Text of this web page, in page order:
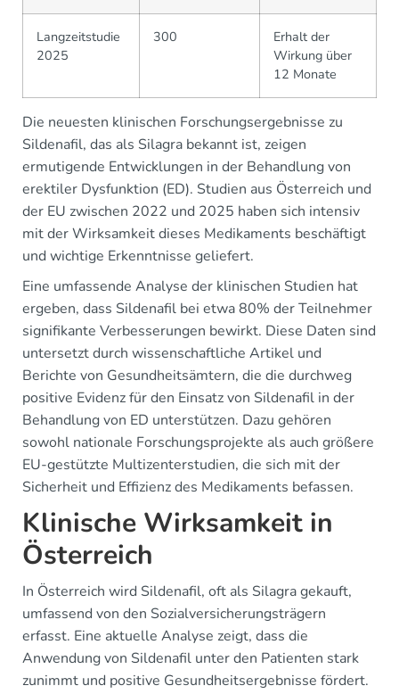
Langzeitstudie
2025
300
Erhalt der
Wirkung über
12 Monate
Die neuesten klinischen Forschungsergebnisse zu
Sildenafil, das als Silagra bekannt ist, zeigen
ermutigende Entwicklungen in der Behandlung von
erektiler Dysfunktion (ED). Studien aus Österreich und
der EU zwischen 2022 und 2025 haben sich intensiv
mit der Wirksamkeit dieses Medikaments beschäftigt
und wichtige Erkenntnisse geliefert.
Eine umfassende Analyse der klinischen Studien hat
ergeben, dass Sildenafil bei etwa 80% der Teilnehmer
signifikante Verbesserungen bewirkt. Diese Daten sind
untersetzt durch wissenschaftliche Artikel und
Berichte von Gesundheitsämtern, die die durchweg
positive Evidenz für den Einsatz von Sildenafil in der
Behandlung von ED unterstützen. Dazu gehören
sowohl nationale Forschungsprojekte als auch größere
EU-gestützte Multizenterstudien, die sich mit der
Sicherheit und Effizienz des Medikaments befassen.
Klinische Wirksamkeit in
Österreich
In Österreich wird Sildenafil, oft als Silagra gekauft,
umfassend von den Sozialversicherungsträgern
erfasst. Eine aktuelle Analyse zeigt, dass die
Anwendung von Sildenafil unter den Patienten stark
zunimmt und positive Gesundheitsergebnisse fördert.